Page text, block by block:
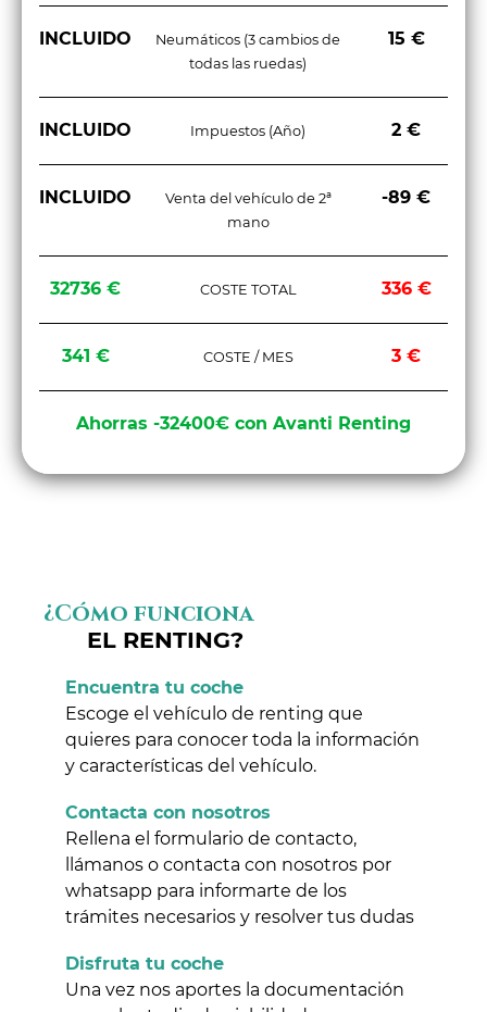
INCLUIDO
Neumáticos (3 cambios de
todas las ruedas)
15 €
INCLUIDO Impuestos (Año) 2 €
INCLUIDO
Venta del vehículo de 2ª
mano
-89 €
32736 € COSTE TOTAL 336 €
341 € COSTE / MES 3 €
Ahorras -32400€ con Avanti Renting
¿Cómo funciona
EL RENTING?
Encuentra tu coche
Escoge el vehículo de renting que
quieres para conocer toda la información
y características del vehículo.
Contacta con nosotros
Rellena el formulario de contacto,
llámanos o contacta con nosotros por
whatsapp para informarte de los
trámites necesarios y resolver tus dudas
Disfruta tu coche
Una vez nos aportes la documentación